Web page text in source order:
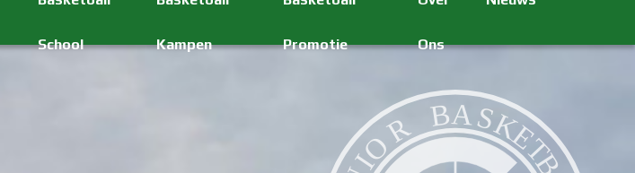
School Kampen Promotie Ons